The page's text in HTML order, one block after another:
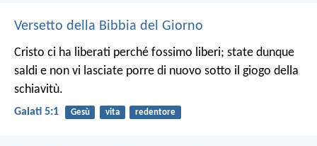
Versetto della Bibbia del Giorno
Cristo ci ha liberati perché fossimo liberi; state dunque
saldi e non vi lasciate porre di nuovo sotto il giogo della
schiavitù.
Galati 5:1 Gesù vita redentore